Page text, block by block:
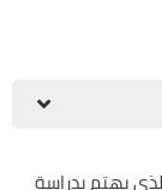
يهتم بدراسة